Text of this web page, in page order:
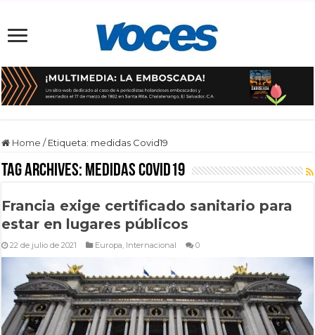
Home / Etiqueta: medidas Covid19
Tag Archives: medidas Covid19
Francia exige certificado sanitario para
estar en lugares públicos
22 de julio de 2021 Europa, Internacional 0